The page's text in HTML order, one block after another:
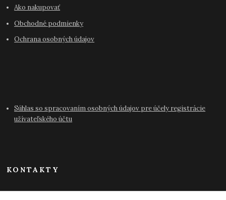
Ako nakupovať
Obchodné podmienky
Ochrana osobných údajov
Súhlas so spracovaním osobných údajov pre účely registrácie
užívateľského účtu
KONTAKTY